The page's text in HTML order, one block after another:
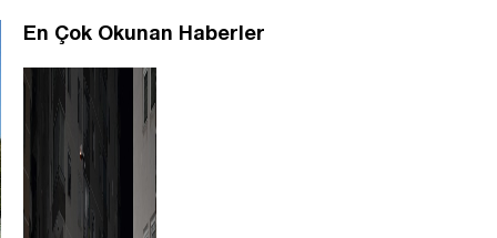
En Çok Okunan Haberler